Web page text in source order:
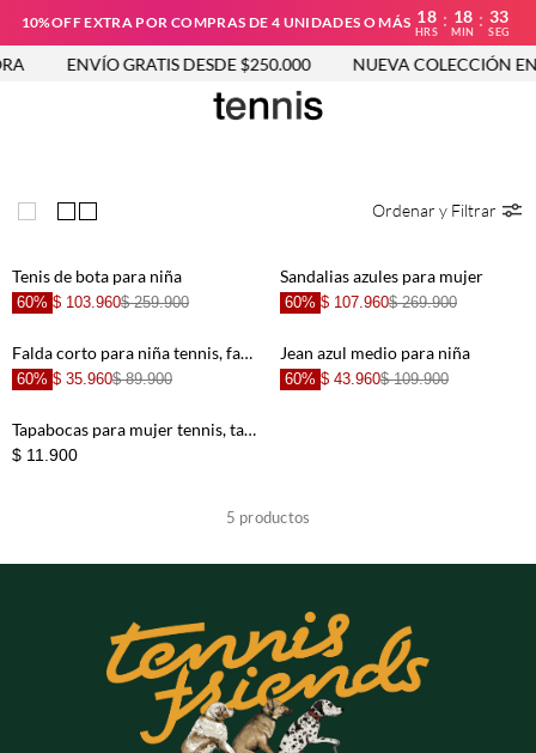
10%OFF EXTRA POR COMPRAS DE 4 UNIDADES O MÁS 18
HRS
: 18
MIN
: 33
SEG
ENVÍO GRATIS DESDE $250.000 NUEVA COLECCIÓN
Ordenar y Filtrar
Tenis de bota para niña
60% $ 103.960$ 259.900
Sandalias azules para mujer
60% $ 107.960$ 269.900
+
Falda corto para niña tennis, faldas plano entero
60% $ 35.960$ 89.900
Jean azul medio para niña
60% $ 43.960$ 109.900
+
Tapabocas para mujer tennis, tapabocas entero
$ 11.900
5 productos